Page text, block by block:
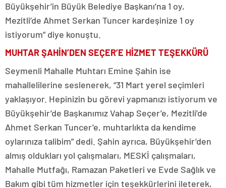
Büyükşehir’in Büyük Belediye Başkanı’na 1 oy,
Mezitli’de Ahmet Serkan Tuncer kardeşinize 1 oy
istiyorum” diye konuştu.
MUHTAR ŞAHİN’DEN SEÇER’E HİZMET TEŞEKKÜRÜ
Seymenli Mahalle Muhtarı Emine Şahin ise
mahallelilerine seslenerek, “31 Mart yerel seçimleri
yaklaşıyor. Hepinizin bu görevi yapmanızı istiyorum ve
Büyükşehir’de Başkanımız Vahap Seçer’e, Mezitli’de
Ahmet Serkan Tuncer’e, muhtarlıkta da kendime
oylarınıza talibim” dedi. Şahin ayrıca, Büyükşehir’den
almış oldukları yol çalışmaları, MESKİ çalışmaları,
Mahalle Mutfağı, Ramazan Paketleri ve Evde Sağlık ve
Bakım gibi tüm hizmetler için teşekkürlerini ileterek,